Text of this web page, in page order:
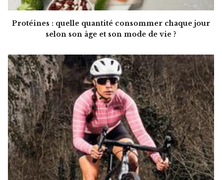
Protéines : quelle quantité consommer chaque jour
selon son âge et son mode de vie ?